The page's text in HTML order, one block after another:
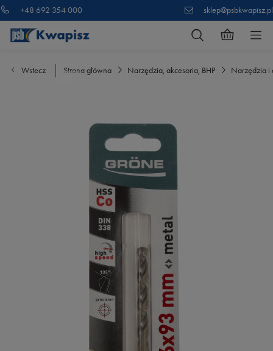
+48 692 354 000 sklep@psbkwapisz.pl
Wstecz Strona główna Narzędzia, akcesoria, BHP Narzędzia i